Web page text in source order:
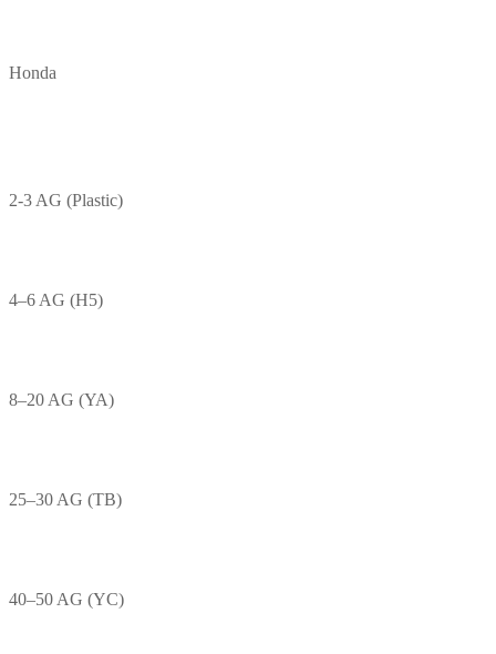
Honda
2-3 AG (Plastic)
4–6 AG (H5)
8–20 AG (YA)
25–30 AG (TB)
40–50 AG (YC)